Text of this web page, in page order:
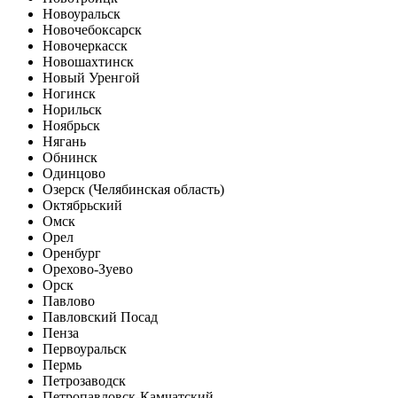
Новоуральск
Новочебоксарск
Новочеркасск
Новошахтинск
Новый Уренгой
Ногинск
Норильск
Ноябрьск
Нягань
Обнинск
Одинцово
Озерск (Челябинская область)
Октябрьский
Омск
Орел
Оренбург
Орехово-Зуево
Орск
Павлово
Павловский Посад
Пенза
Первоуральск
Пермь
Петрозаводск